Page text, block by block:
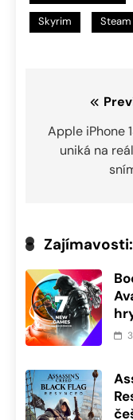
Skyrim Steam
Navigace
pro
příspěvek
Apple iPhone
uniká na
Zajímavosti: